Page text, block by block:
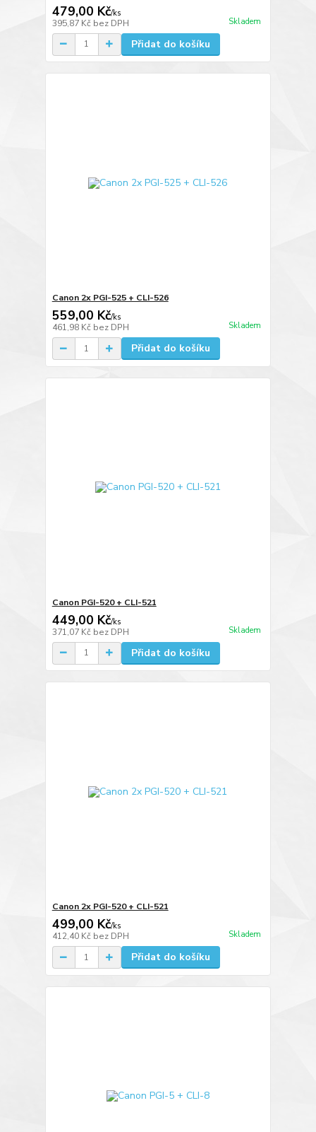
479,00 Kč/ks
395,87 Kč bez DPH Skladem
Přidat do košíku
Canon 2x PGI-525 + CLI-526
559,00 Kč/ks
461,98 Kč bez DPH Skladem
Přidat do košíku
Canon PGI-520 + CLI-521
449,00 Kč/ks
371,07 Kč bez DPH Skladem
Přidat do košíku
Canon 2x PGI-520 + CLI-521
499,00 Kč/ks
412,40 Kč bez DPH Skladem
Přidat do košíku